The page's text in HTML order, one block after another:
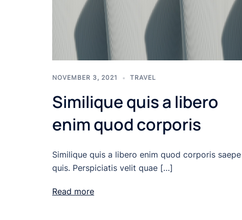
NOVEMBER 3, 2021 TRAVEL
Similique quis a libero
enim quod corporis
Similique quis a libero enim quod corporis saepe
quis. Perspiciatis velit quae […]
Read more